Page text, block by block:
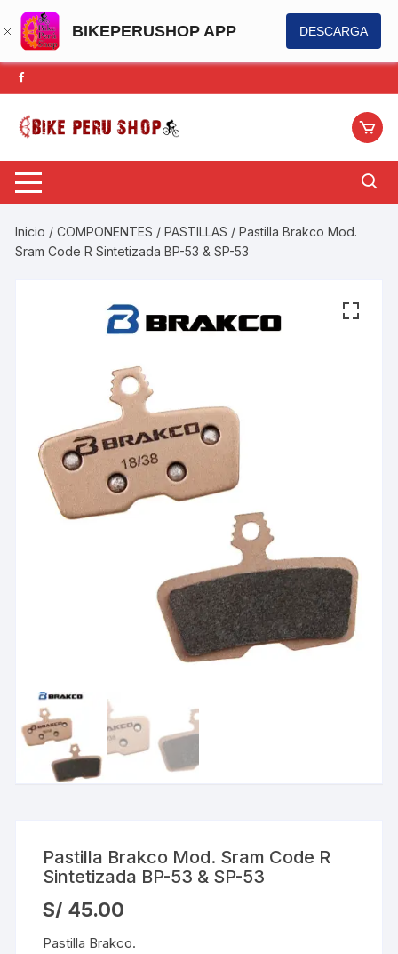
BIKEPERUSHOP APP DESCARGA
Saltar
al
contenido
Inicio /COMPONENTES /PASTILLAS / Pastilla Brakco Mod.
Sram Code R Sintetizada BP-53 & SP-53
Pastilla Brakco Mod. Sram Code R
Sintetizada BP-53 & SP-53
S/ 45.00
Pastilla Brakco.